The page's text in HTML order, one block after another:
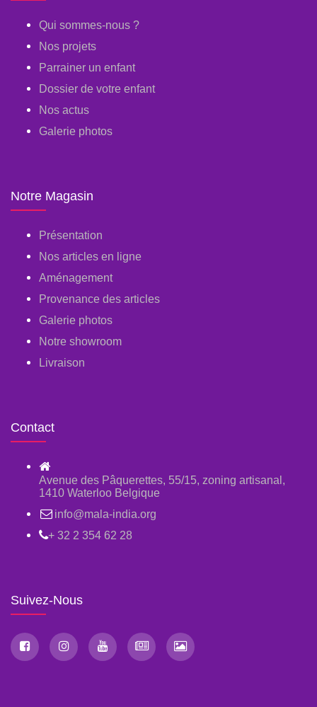
Qui sommes-nous ?
Nos projets
Parrainer un enfant
Dossier de votre enfant
Nos actus
Galerie photos
Notre Magasin
Présentation
Nos articles en ligne
Aménagement
Provenance des articles
Galerie photos
Notre showroom
Livraison
Contact
Avenue des Pâquerettes, 55/15, zoning artisanal,
1410 Waterloo Belgique
info@mala-india.org
+ 32 2 354 62 28
Suivez-Nous